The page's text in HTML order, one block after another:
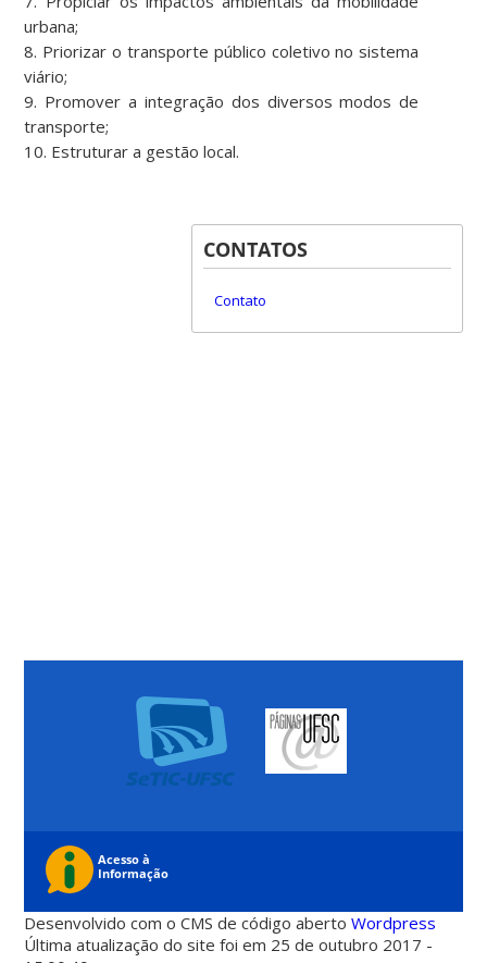
urbana;
8. Priorizar o transporte público coletivo no sistema
viário;
9. Promover a integração dos diversos modos de
transporte;
10. Estruturar a gestão local.
CONTATOS
Contato
Desenvolvido com o CMS de código abertoWordpress
Última atualização do site foi em 25 de outubro 2017 -